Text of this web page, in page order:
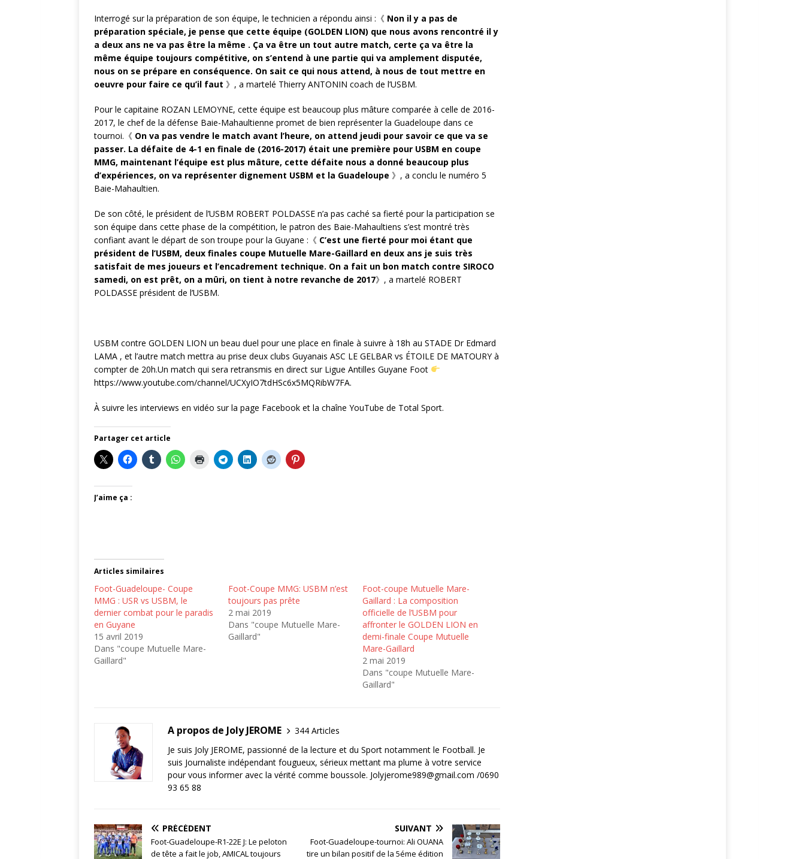
Interrogé sur la préparation de son équipe, le technicien a répondu ainsi :《 Non il y a pas de
préparation spéciale, je pense que cette équipe (GOLDEN LION) que nous avons rencontré il y
a deux ans ne va pas être la même . Ça va être un tout autre match, certe ça va être la
même équipe toujours compétitive, on s’entend à une partie qui va amplement disputée,
nous on se prépare en conséquence. On sait ce qui nous attend, à nous de tout mettre en
oeuvre pour faire ce qu’il faut 》, a martelé Thierry ANTONIN coach de l’USBM.
Pour le capitaine ROZAN LEMOYNE, cette équipe est beaucoup plus mâture comparée à celle de 2016-
2017, le chef de la défense Baie-Mahaultienne promet de bien représenter la Guadeloupe dans ce
tournoi.《 On va pas vendre le match avant l’heure, on attend jeudi pour savoir ce que va se
passer. La défaite de 4-1 en finale de (2016-2017) était une première pour USBM en coupe
MMG, maintenant l’équipe est plus mâture, cette défaite nous a donné beaucoup plus
d’expériences, on va représenter dignement USBM et la Guadeloupe 》, a conclu le numéro 5
Baie-Mahaultien.
De son côté, le président de l’USBM ROBERT POLDASSE n’a pas caché sa fierté pour la participation se
son équipe dans cette phase de la compétition, le patron des Baie-Mahaultiens s’est montré très
confiant avant le départ de son troupe pour la Guyane :《 C’est une fierté pour moi étant que
président de l’USBM, deux finales coupe Mutuelle Mare-Gaillard en deux ans je suis très
satisfait de mes joueurs et l’encadrement technique. On a fait un bon match contre SIROCO
samedi, on est prêt, on a mûri, on tient à notre revanche de 2017》, a martelé ROBERT
POLDASSE président de l’USBM.
USBM contre GOLDEN LION un beau duel pour une place en finale à suivre à 18h au STADE Dr Edmard
LAMA , et l’autre match mettra au prise deux clubs Guyanais ASC LE GELBAR vs ÉTOILE DE MATOURY à
compter de 20h.Un match qui sera retransmis en direct sur Ligue Antilles Guyane Foot
https://www.youtube.com/channel/UCXyIO7tdHSc6x5MQRibW7FA.
À suivre les interviews en vidéo sur la page Facebook et la chaîne YouTube de Total Sport.
Partager cet article
J’aime ça :
Articles similaires
Foot-Guadeloupe- Coupe
MMG : USR vs USBM, le
dernier combat pour le paradis
en Guyane
15 avril 2019
Dans "coupe Mutuelle Mare-
Gaillard"
Foot-Coupe MMG: USBM n’est
toujours pas prête
2 mai 2019
Dans "coupe Mutuelle Mare-
Gaillard"
Foot-coupe Mutuelle Mare-
Gaillard : La composition
officielle de l’USBM pour
affronter le GOLDEN LION en
demi-finale Coupe Mutuelle
Mare-Gaillard
2 mai 2019
Dans "coupe Mutuelle Mare-
Gaillard"
A propos de Joly JEROME
344 Articles
Je suis Joly JEROME, passionné de la lecture et du Sport notamment le Football. Je
suis Journaliste indépendant fougueux, sérieux mettant ma plume à votre service
pour vous informer avec la vérité comme boussole. Jolyjerome989@gmail.com /0690
93 65 88
PRÉCÉDENT
Foot-Guadeloupe-R1-22E J: Le peloton
de tête a fait le job, AMICAL toujours
SUIVANT
Foot-Guadeloupe-tournoi: Ali OUANA
tire un bilan positif de la 5éme édition